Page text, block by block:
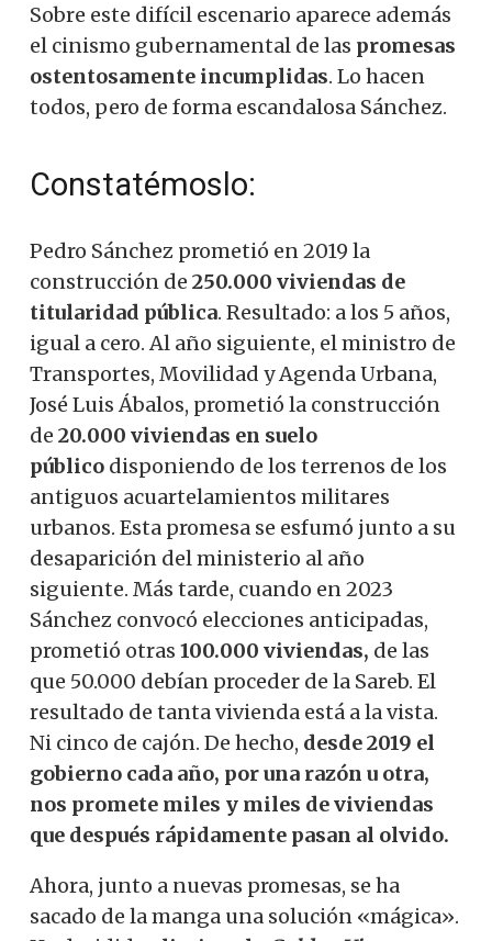
Sobre este difícil escenario aparece además
el cinismo gubernamental de las promesas
ostentosamente incumplidas. Lo hacen
todos, pero de forma escandalosa Sánchez.
Constatémoslo:
Pedro Sánchez prometió en 2019 la
construcción de 250.000 viviendas de
titularidad pública. Resultado: a los 5 años,
igual a cero. Al año siguiente, el ministro de
Transportes, Movilidad y Agenda Urbana,
José Luis Ábalos, prometió la construcción
de 20.000 viviendas en suelo
público disponiendo de los terrenos de los
antiguos acuartelamientos militares
urbanos. Esta promesa se esfumó junto a su
desaparición del ministerio al año
siguiente. Más tarde, cuando en 2023
Sánchez convocó elecciones anticipadas,
prometió otras 100.000 viviendas, de las
que 50.000 debían proceder de la Sareb. El
resultado de tanta vivienda está a la vista.
Ni cinco de cajón. De hecho, desde 2019 el
gobierno cada año, por una razón u otra,
nos promete miles y miles de viviendas
que después rápidamente pasan al olvido.
Ahora, junto a nuevas promesas, se ha
sacado de la manga una solución «mágica».